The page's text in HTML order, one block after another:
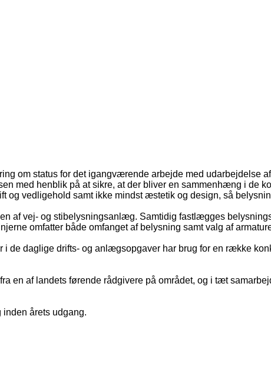
om status for det igangværende arbejde med udarbejdelse
med henblik på at sikre, at der bliver en sammenhæng i de
og vedligehold samt ikke mindst æstetik og design, så
af vej- og stibelysningsanlæg. Samtidig fastlægges
omfatter både omfanget af belysning samt valg af
de daglige drifts- og anlægsopgaver har brug for en række
en af landets førende rådgivere på området, og i tæt
årets udgang.